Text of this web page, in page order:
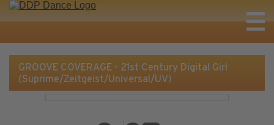
GROOVE COVERAGE - 21st Century Digital Girl
(Suprime/Zeitgeist/Universal/UV)